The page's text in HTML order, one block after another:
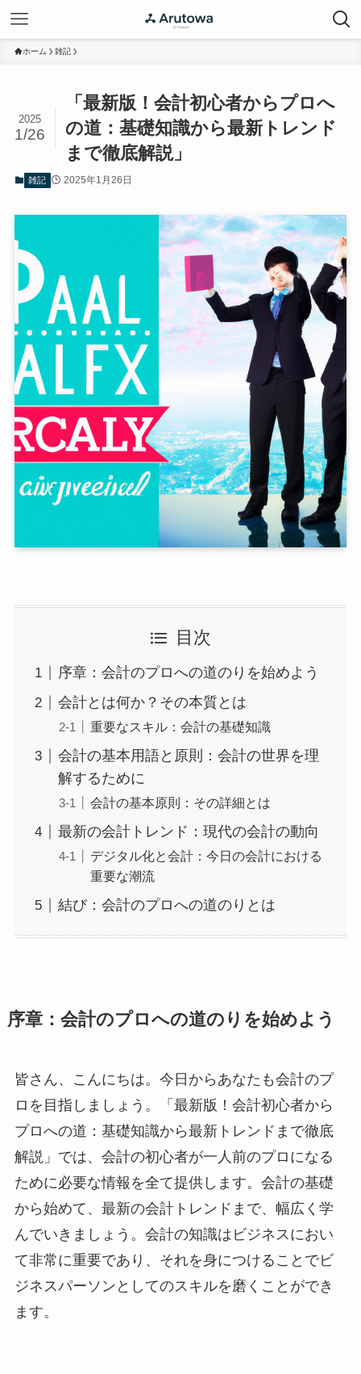
ホーム 雑記
「最新版！会計初心者からプロへ
の道：基礎知識から最新トレンド
まで徹底解説」
2025
1/26
雑記 2025年1月26日
目次
序章：会計のプロへの道のりを始めよう
会計とは何か？その本質とは
重要なスキル：会計の基礎知識
会計の基本用語と原則：会計の世界を理
解するために
会計の基本原則：その詳細とは
最新の会計トレンド：現代の会計の動向
デジタル化と会計：今日の会計における
重要な潮流
結び：会計のプロへの道のりとは
序章：会計のプロへの道のりを始めよう
皆さん、こんにちは。今日からあなたも会計のプ
ロを目指しましょう。「最新版！会計初心者から
プロへの道：基礎知識から最新トレンドまで徹底
解説」では、会計の初心者が一人前のプロになる
ために必要な情報を全て提供します。会計の基礎
から始めて、最新の会計トレンドまで、幅広く学
んでいきましょう。会計の知識はビジネスにおい
て非常に重要であり、それを身につけることでビ
ジネスパーソンとしてのスキルを磨くことができ
ます。